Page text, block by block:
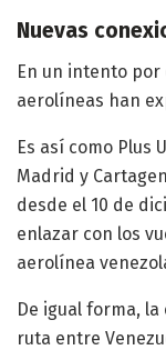
Nuevas
En un intento por
aerolíneas han
Es así como Plus
Madrid y
desde el 10 de
enlazar con los
aerolínea
De igual forma,
ruta entre